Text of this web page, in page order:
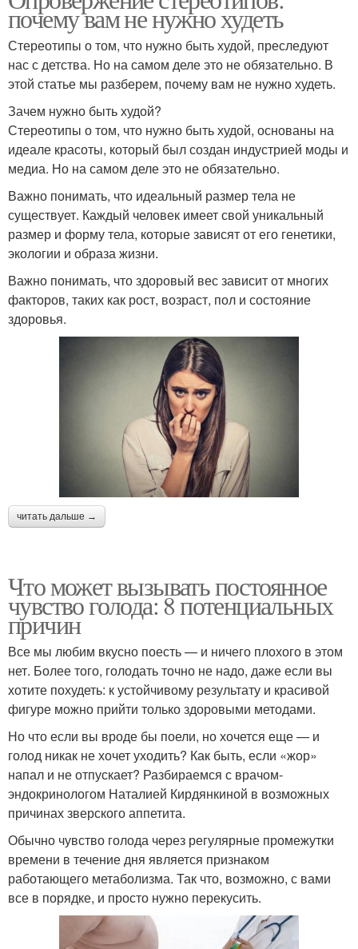
почему вам не нужно худеть
Стереотипы о том, что нужно быть худой, преследуют
нас с детства. Но на самом деле это не обязательно. В
этой статье мы разберем, почему вам не нужно худеть.
Зачем нужно быть худой?
Стереотипы о том, что нужно быть худой, основаны на
идеале красоты, который был создан индустрией моды и
медиа. Но на самом деле это не обязательно.
Важно понимать, что идеальный размер тела не
существует. Каждый человек имеет свой уникальный
размер и форму тела, которые зависят от его генетики,
экологии и образа жизни.
Важно понимать, что здоровый вес зависит от многих
факторов, таких как рост, возраст, пол и состояние
здоровья.
читать дальше →
Что может вызывать постоянное
чувство голода: 8 потенциальных
причин
Все мы любим вкусно поесть — и ничего плохого в этом
нет. Более того, голодать точно не надо, даже если вы
хотите похудеть: к устойчивому результату и красивой
фигуре можно прийти только здоровыми методами.
Но что если вы вроде бы поели, но хочется еще — и
голод никак не хочет уходить? Как быть, если «жор»
напал и не отпускает? Разбираемся с врачом-
эндокринологом Наталией Кирдянкиной в возможных
причинах зверского аппетита.
Обычно чувство голода через регулярные промежутки
времени в течение дня является признаком
работающего метаболизма. Так что, возможно, с вами
все в порядке, и просто нужно перекусить.